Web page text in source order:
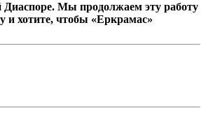
Мы продолжаем эту работу
и хотите, чтобы «Еркрамас»